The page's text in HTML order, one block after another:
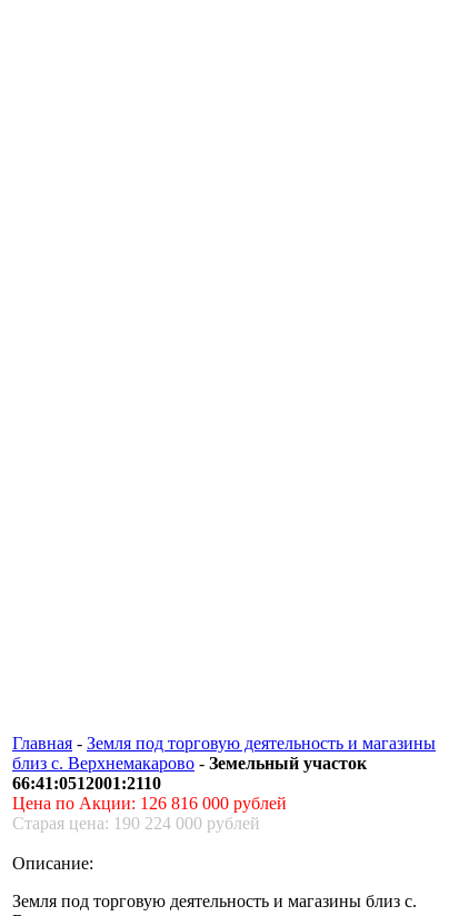
Главная - Земля под торговую деятельность и магазины
близ с. Верхнемакарово - Земельный участок
66:41:0512001:2110
Цена по Акции: 126 816 000 рублей
Старая цена: 190 224 000 рублей
Описание:
Земля под торговую деятельность и магазины близ с.